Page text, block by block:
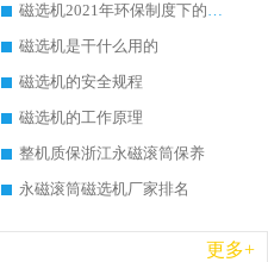
磁选机2021年环保制度下的发展出路
磁选机是干什么用的
磁选机的安全规程
磁选机的工作原理
整机质保浙江永磁滚筒保养
永磁滚筒磁选机厂家排名
更多+